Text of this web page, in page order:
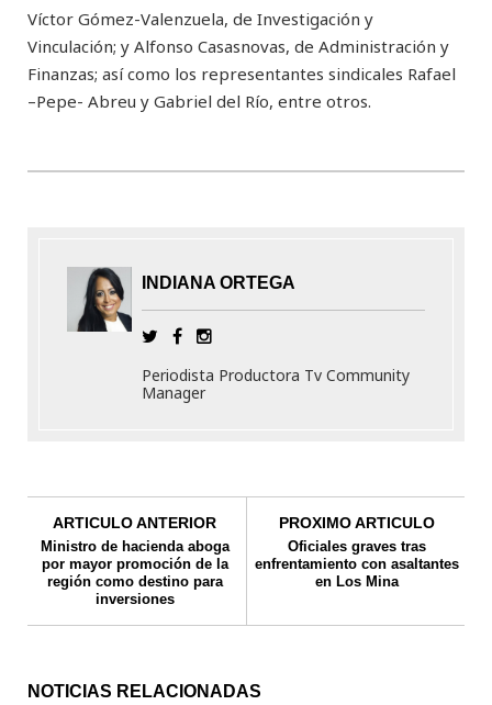
Víctor Gómez-Valenzuela, de Investigación y
Vinculación; y Alfonso Casasnovas, de Administración y
Finanzas; así como los representantes sindicales Rafael
–Pepe- Abreu y Gabriel del Río, entre otros.
INDIANA ORTEGA
Periodista Productora Tv Community
Manager
ARTICULO ANTERIOR
Ministro de hacienda aboga
por mayor promoción de la
región como destino para
inversiones
PROXIMO ARTICULO
Oficiales graves tras
enfrentamiento con asaltantes
en Los Mina
NOTICIAS RELACIONADAS